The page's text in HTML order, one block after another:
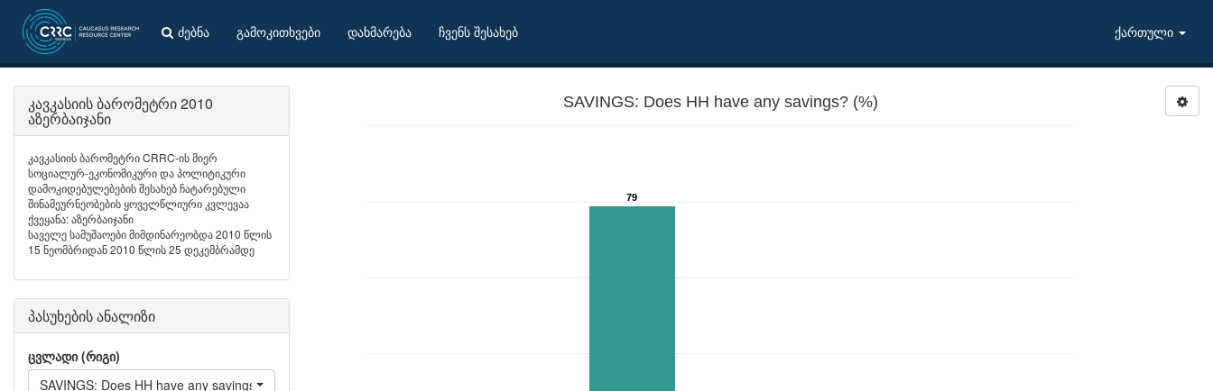
ძებნა გამოკითხვები დახმარება ჩვენს შესახებ ქართული
SAVINGS: Does HH have any savings? (%)
79
კავკასიის ბარომეტრი 2010
აზერბაიჯანი
კავკასიის ბარომეტრი CRRC-ის მიერ
სოციალურ-ეკონომიკური და პოლიტიკური
დამოკიდებულებების შესახებ ჩატარებული
შინამეურნეობების ყოველწლიური კვლევაა
ქვეყანა: აზერბაიჯანი
საველე სამუშაოები მიმდინარეობდა 2010 წლის
15 ნეომბრიდან 2010 წლის 25 დეკემბრამდე
პასუხების ანალიზი
ცვლადი (რიგი)
SAVINGS: Does HH have any savings?